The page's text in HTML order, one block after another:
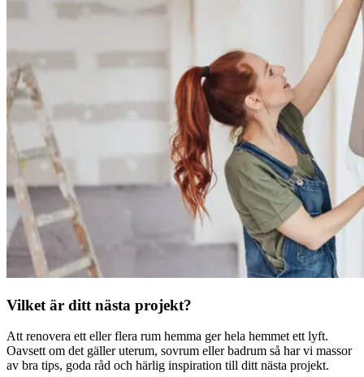
Vilket är ditt nästa projekt?
Att renovera ett eller flera rum hemma ger hela hemmet ett lyft.
Oavsett om det gäller uterum, sovrum eller badrum så har vi massor
av bra tips, goda råd och härlig inspiration till ditt nästa projekt.